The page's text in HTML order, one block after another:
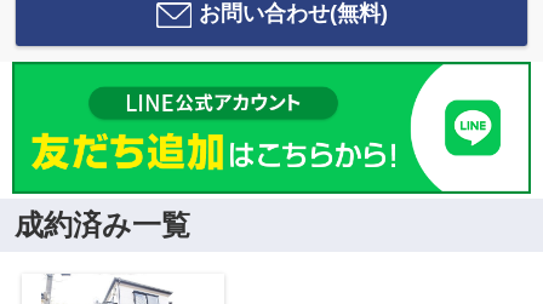
お問い合わせ(無料)
成約済み一覧